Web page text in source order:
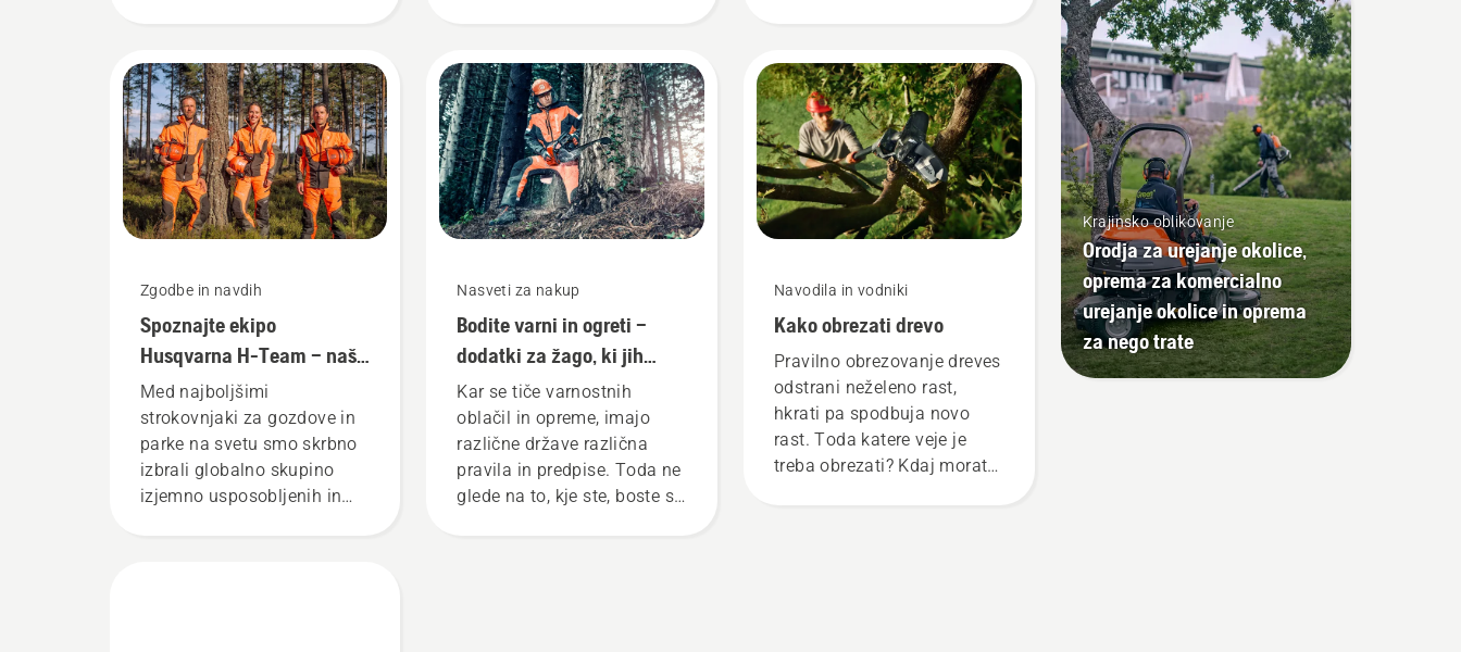
Zgodbe in navdih
Spoznajte ekipo
Husqvarna H-Team – naše
najzahtevnejše
uporabnike
Med najboljšimi
strokovnjaki za gozdove in
parke na svetu smo skrbno
izbrali globalno skupino
izjemno usposobljenih in
koso Husqvarna.
Nasveti za nakup
Bodite varni in ogreti –
dodatki za žago, ki jih
potrebujete
Kar se tiče varnostnih
oblačil in opreme, imajo
različne države različna
pravila in predpise. Toda ne
glede na to, kje ste, boste s
Navodila in vodniki
Kako obrezati drevo
Pravilno obrezovanje dreves
odstrani neželeno rast,
hkrati pa spodbuja novo
rast. Toda katere veje je
treba obrezati? Kdaj morate
Krajinsko oblikovanje
Orodja za urejanje okolice,
oprema za komercialno
urejanje okolice in oprema
za nego trate